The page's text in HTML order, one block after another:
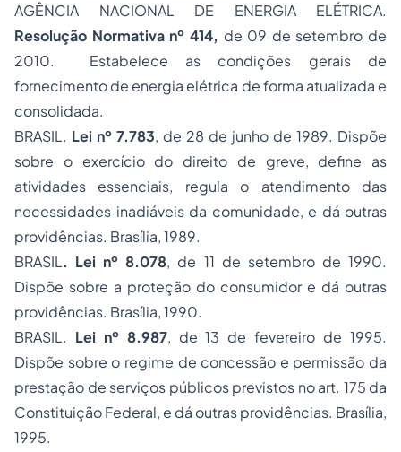
AGÊNCIA NACIONAL DE ENERGIA ELÉTRICA.
Resolução Normativa nº 414, de 09 de setembro de
2010. Estabelece as condições gerais de
fornecimento de energia elétrica de forma atualizada e
consolidada.
BRASIL. Lei nº 7.783, de 28 de junho de 1989. Dispõe
sobre o exercício do direito de greve, define as
atividades essenciais, regula o atendimento das
necessidades inadiáveis da comunidade, e dá outras
providências. Brasília, 1989.
BRASIL. Lei nº 8.078, de 11 de setembro de 1990.
Dispõe sobre a proteção do consumidor e dá outras
providências. Brasília, 1990.
BRASIL. Lei nº 8.987, de 13 de fevereiro de 1995.
Dispõe sobre o regime de concessão e permissão da
prestação de serviços públicos previstos no art. 175 da
Constituição Federal, e dá outras providências. Brasília,
1995.